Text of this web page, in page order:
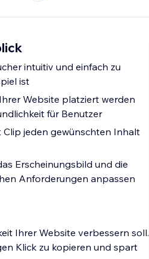
intuitiv und einfach zu
ist
Website platziert werden
für Benutzer
Clip jeden gewünschten Inhalt
Erscheinungsbild und die
Anforderungen anpassen
Ihrer Website verbessern soll.
Klick zu kopieren und spart